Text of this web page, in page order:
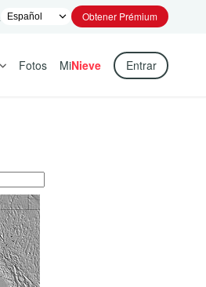
Obtener Prémium
Fotos MiNieve Entrar